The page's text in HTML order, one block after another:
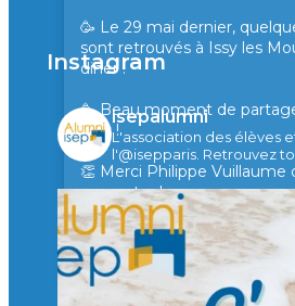
🥳 Le 29 mai dernier,
sont retrouvés à Issy les
diner !
🥳 Beau moment de
rires !
👏 Merci Philippe
rencontre !
il y a 2 mois
Voir sur Facebook · Partager
Instagram
isepalumni
L'association des élèves
l'@isepparis. Retrouvez